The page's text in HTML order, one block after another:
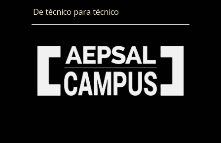
De técnico para técnico